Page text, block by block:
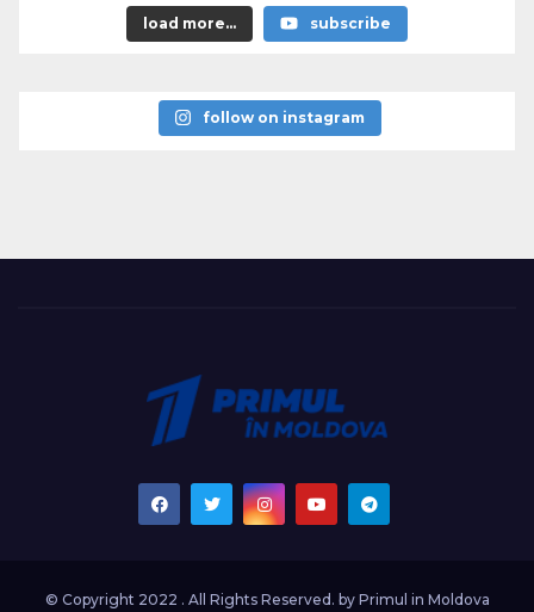
load more... subscribe
follow on instagram
© Copyright 2022 . All Rights Reserved. by Primul in Moldova